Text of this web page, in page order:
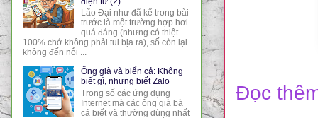
Đọc
Lão Đại như đã kể trong bài
trước là một trường hợp hơi
quá đáng (nhưng có thiệt
100% chớ không phải tui bịa ra), số còn lại
không đến nỗi ...
Ông già và biển cả: Không
biết gì, nhưng biết Zalo
Trong số các ứng dụng
Internet mà các ông già bà
cả biết và thường dùng nhất